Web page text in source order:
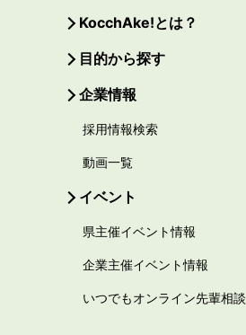
KocchAke!とは？
目的から探す
企業情報
採用情報検索
動画一覧
イベント
県主催イベント情報
企業主催イベント情報
いつでもオンライン先輩相談